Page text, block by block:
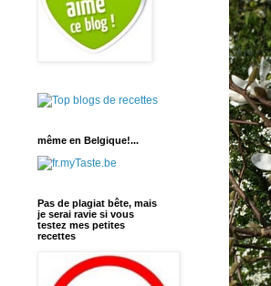
même en Belgique!...
Pas de plagiat bête, mais
je serai ravie si vous
testez mes petites
recettes